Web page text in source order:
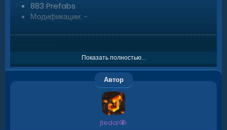
883 Prefabs
Модификации: -
---------------------------------------------------
Custom Base S, S1
[S-506]/[S1-504] Prefabs
Модификации: Topology, Height
---------------------------------------------------
Показать полностью...
Автор
jtedal